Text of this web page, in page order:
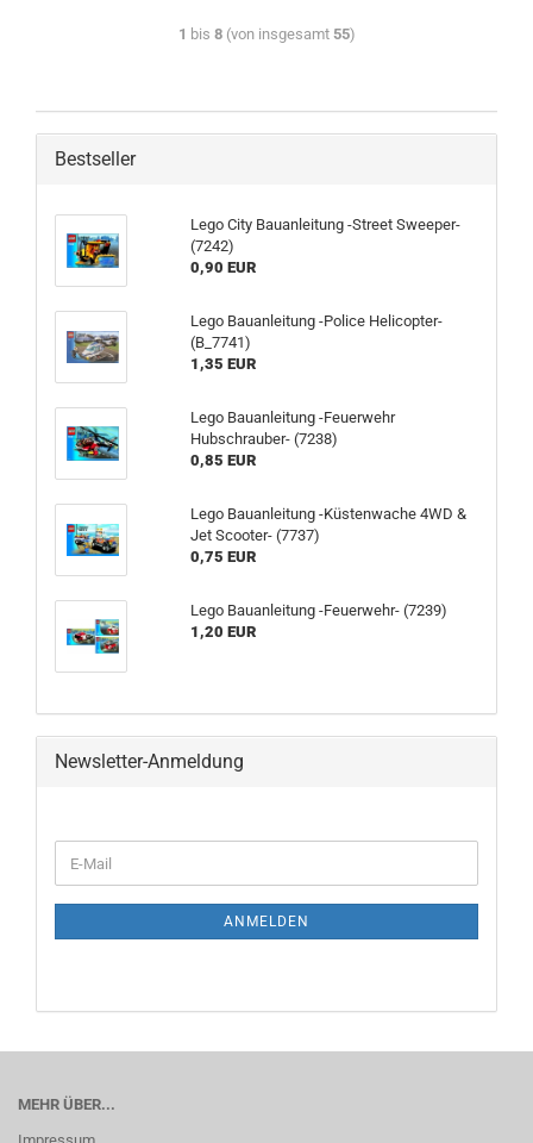
1 bis 8(von insgesamt 55)
Bestseller
Lego City Bauanleitung -Street Sweeper-
(7242)
0,90 EUR
Lego Bauanleitung -Police Helicopter-
(B_7741)
1,35 EUR
Lego Bauanleitung -Feuerwehr
Hubschrauber- (7238)
0,85 EUR
Lego Bauanleitung -Küstenwache 4WD &
Jet Scooter- (7737)
0,75 EUR
Lego Bauanleitung -Feuerwehr- (7239)
1,20 EUR
Newsletter-Anmeldung
ANMELDEN
MEHR ÜBER...